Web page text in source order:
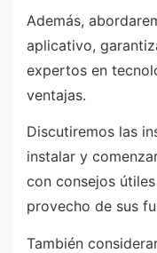
Además,
aplicativo,
expertos en
ventajas.
Discutiremos las
instalar y
con consejos
provecho de sus
También